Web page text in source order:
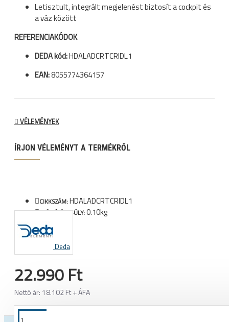
Letisztult, integrált megjelenést biztosít a cockpit és
a váz között
REFERENCIAKÓDOK
DEDA kód:HDALADCRTCRIDL1
EAN:8055774364157
VÉLEMÉNYEK
ÍRJON VÉLEMÉNYT A TERMÉKRŐL
CIKKSZÁM:HDALADCRTCRIDL1
SZÁLLÍTÁSI SÚLY:0.10kg
Deda
22.990 Ft
Nettó ár: 18.102 Ft + ÁFA